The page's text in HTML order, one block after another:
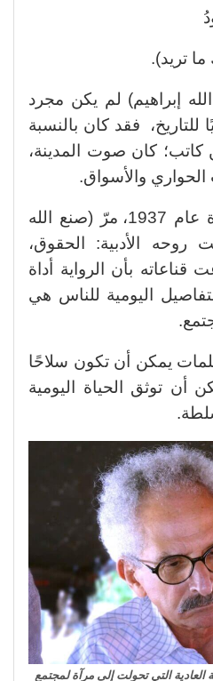
تريد).
إبراهيم) لم يكن مجرد
فقد كان بالنسبة
كاتب؛ كان صوت المدينة،
والأسواق.
منذ ولادته في القاهرة عام 1937، مرّ (صنع الله
روحه الأدبية: الحقوق،
بأن الرواية أداة
اليومية للناس هي
يمكن أن تكون سلاحًا
أن توثق الحياة اليومية
التي تحولت إلى مرآة لمجتمع